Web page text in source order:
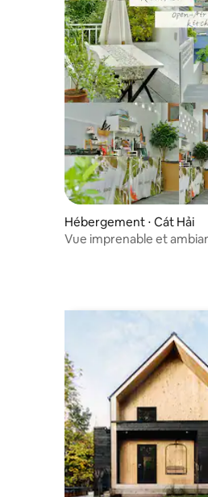
Hébergement ⋅ Cát Hải
Vue imprenable et